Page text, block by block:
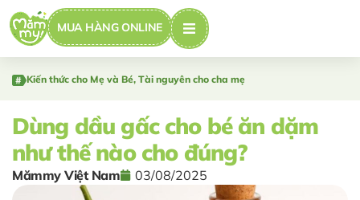
MUA HÀNG ONLINE
Kiến thức cho Mẹ và Bé, Tài nguyên cho cha mẹ
Dùng dầu gấc cho bé ăn dặm
như thế nào cho đúng?
Mămmy Việt Nam 03/08/2025